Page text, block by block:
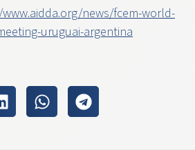
news/fcem-world-
uruguai-argentina